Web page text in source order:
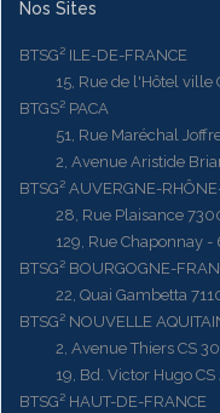
Nos Sites
BTSG² ILE-DE-FRANCE
15, Rue de l'Hôtel ville
BTGS² PACA
51, Rue Maréchal
2, Avenue Aristide
BTSG² AUVERGNE-
28, Rue Plaisance
129, Rue Chaponnay -
BTSG² BOURGOGNE-
22, Quai Gambetta
BTSG² NOUVELLE
2, Avenue Thiers CS
19, Bd. Victor Hugo CS
BTSG² HAUT-DE-FRANCE